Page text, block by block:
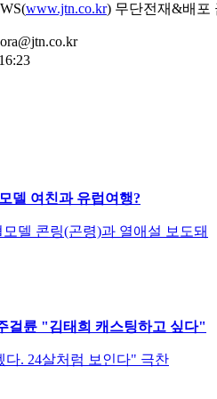
www.jtn.co.kr) 무단전재&배포
델 여친과 유럽여행?
델 콘링(곤령)과 열애설 보도돼
걸륜 "김태희 캐스팅하고 싶다"
다. 24살처럼 보인다" 극찬